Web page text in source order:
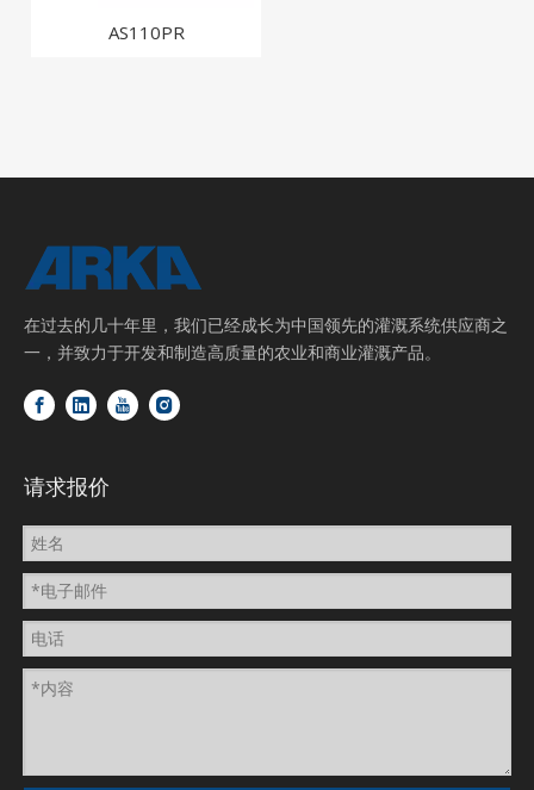
AS110PR
在过去的几十年里，我们已经成长为中国领先的灌溉系统供应商之
一，并致力于开发和制造高质量的农业和商业灌溉产品。
请求报价